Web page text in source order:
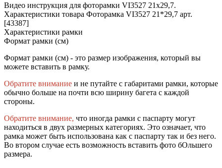
Видео инструкция для фоторамки VI3527 21x29,7.
Характеристики товара Фоторамка VI3527 21*29,7 арт.
[43387]
Характеристики рамки
Формат рамки (см)
Формат рамки (см) - это размер изображения, который вы
можете вставить в рамку.
Обратите внимание и не путайте с габаритами рамки, которые
обычно больше на почти всю ширину багета с каждой
стороны.
Обратите внимание, что иногда рамки с паспарту могут
находиться в двух размерных категориях. Это означает, что
рамка может быть использована как с паспарту так и без него.
Во втором случае есть возможность вставить фото бОльшего
размера.